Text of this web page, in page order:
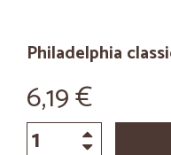
Philadelphia
6,19 €